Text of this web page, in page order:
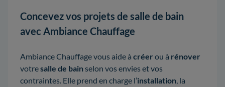
Concevez vos projets de salle de bain
avec Ambiance Chauffage
Ambiance Chauffage vous aide à créer ou à rénover
votresalle de bainselon vos envies et vos
contraintes. Elle prend en charge l’installation, la